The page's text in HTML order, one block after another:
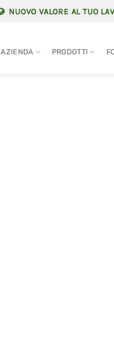
NUOVO VALORE AL TUO
AZIENDA PRODOTTI